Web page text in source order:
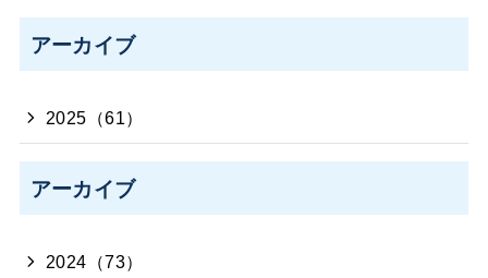
アーカイブ
2025（61）
アーカイブ
2024（73）